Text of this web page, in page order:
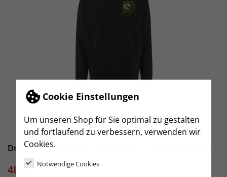
Cookie Einstellungen
Um unseren Shop für Sie optimal zu gestalten
und fortlaufend zu verbessern, verwenden wir
Cookies.
Notwendige Cookies
Dragons Club Leipzig Community 2.0 Hoodie M Black
Preis
48,99 €